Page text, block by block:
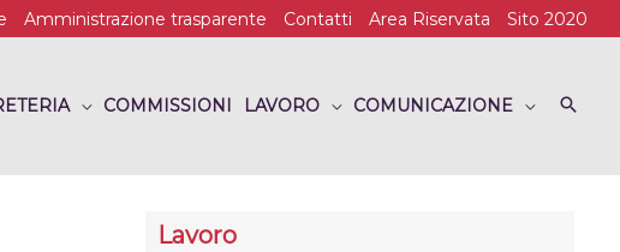
Amministrazione trasparente Contatti Area Riservata Sito 2020
COMMISSIONI LAVORO COMUNICAZIONE
Lavoro